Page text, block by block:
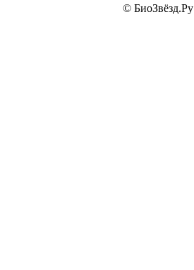
© БиоЗвёзд.Ру